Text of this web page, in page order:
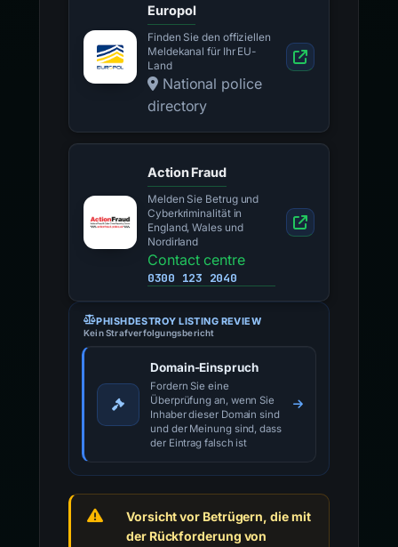
Europol
Finden Sie den offiziellen
Meldekanal für Ihr EU-
Land
National police
directory
Action Fraud
Melden Sie Betrug und
Cyberkriminalität in
England, Wales und
Nordirland
Contact centre
0300 123 2040
PHISHDESTROY LISTING REVIEW
Kein Strafverfolgungsbericht
Domain-Einspruch
Fordern Sie eine
Überprüfung an, wenn Sie
Inhaber dieser Domain sind
und der Meinung sind, dass
der Eintrag falsch ist
Vorsicht vor Betrügern, die mit
der Rückforderung von